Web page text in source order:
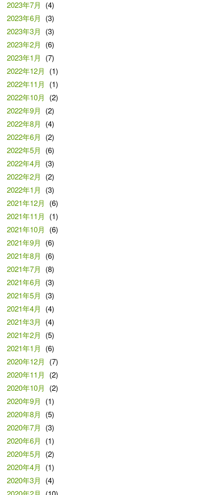
2023年7月
(4)
2023年6月
(3)
2023年3月
(3)
2023年2月
(6)
2023年1月
(7)
2022年12月
(1)
2022年11月
(1)
2022年10月
(2)
2022年9月
(2)
2022年8月
(4)
2022年6月
(2)
2022年5月
(6)
2022年4月
(3)
2022年2月
(2)
2022年1月
(3)
2021年12月
(6)
2021年11月
(1)
2021年10月
(6)
2021年9月
(6)
2021年8月
(6)
2021年7月
(8)
2021年6月
(3)
2021年5月
(3)
2021年4月
(4)
2021年3月
(4)
2021年2月
(5)
2021年1月
(6)
2020年12月
(7)
2020年11月
(2)
2020年10月
(2)
2020年9月
(1)
2020年8月
(5)
2020年7月
(3)
2020年6月
(1)
2020年5月
(2)
2020年4月
(1)
2020年3月
(4)